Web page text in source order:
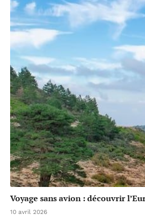
Voyage sans avion : découvrir
10 avril 2026